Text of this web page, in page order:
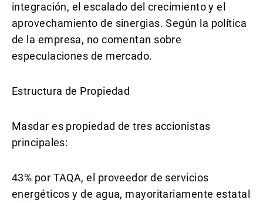
integración, el escalado del crecimiento y el
aprovechamiento de sinergias. Según la política
de la empresa, no comentan sobre
especulaciones de mercado.
Estructura de Propiedad
Masdar es propiedad de tres accionistas
principales:
43% por TAQA, el proveedor de servicios
energéticos y de agua, mayoritariamente estatal